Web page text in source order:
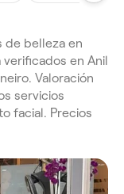
de belleza en
verificados en Anil
Valoración
servicios
facial. Precios